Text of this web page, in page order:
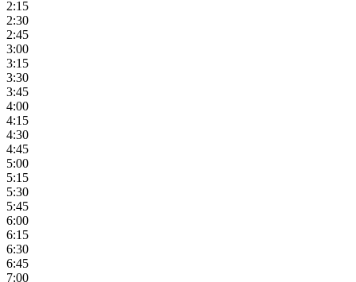
2:15
2:30
2:45
3:00
3:15
3:30
3:45
4:00
4:15
4:30
4:45
5:00
5:15
5:30
5:45
6:00
6:15
6:30
6:45
7:00